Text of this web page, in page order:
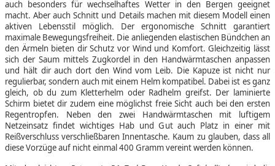
auch besonders für wechselhaftes Wetter in den Bergen geeignet
macht. Aber auch Schnitt und Details machen mit diesem Modell einen
aktiven Lebensstil möglich. Der ergonomische Schnitt garantiert
maximale Bewegungsfreiheit. Die anliegenden elastischen Bündchen an
den Ärmeln bieten dir Schutz vor Wind und Komfort. Gleichzeitig lässt
sich der Saum mittels Zugkordel in den Handwärmtaschen anpassen
und hält dir auch dort den Wind vom Leib. Die Kapuze ist nicht nur
regulierbar, sondern auch mit einem Helm kompatibel. Dabei ist es ganz
gleich, ob du zum Kletterhelm oder Radhelm greifst. Der laminierte
Schirm bietet dir zudem eine möglichst freie Sicht auch bei den ersten
Regentropfen. Neben den zwei Handwärmtaschen mit luftigem
Netzeinsatz findet wichtiges Hab und Gut auch Platz in einer mit
Reißverschluss verschließbaren Innentasche. Kaum zu glauben, dass all
diese Vorzüge auf nicht einmal 400 Gramm vereint werden können.